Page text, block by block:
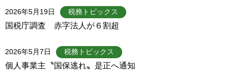
2026年5月19日 税務トピックス
国税庁調査 赤字法人が６割超
2026年5月7日 税務トピックス
個人事業主〝国保逃れ〟是正へ通知